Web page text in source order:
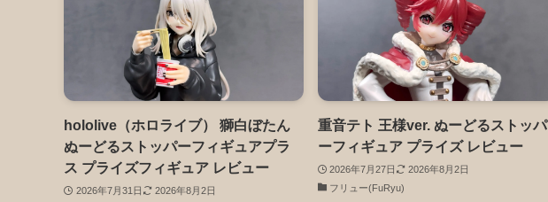
hololive（ホロライブ） 獅白ぼたん
ぬーどるストッパーフィギュアプラ
ス プライズフィギュア レビュー
2026年7月31日
2026年8月2日
重音テト 王様ver. ぬーどるストッパ
ーフィギュア プライズ レビュー
2026年7月27日
2026年8月2日
フリュー(FuRyu)